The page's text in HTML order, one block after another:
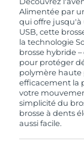
problèmes
de garantie
dernier
Alimentée par
qui offre jusqu'à
USB, cette
la technologie
brosse hybride
pour protéger
polymère
efficacement la
votre
simplicité du
brosse à dents
aussi facile.